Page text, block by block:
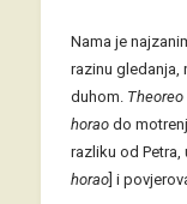
Nama je
razinu gledanja,
duhom. Theoreo
horaodo
razliku od Petra,
horao] i